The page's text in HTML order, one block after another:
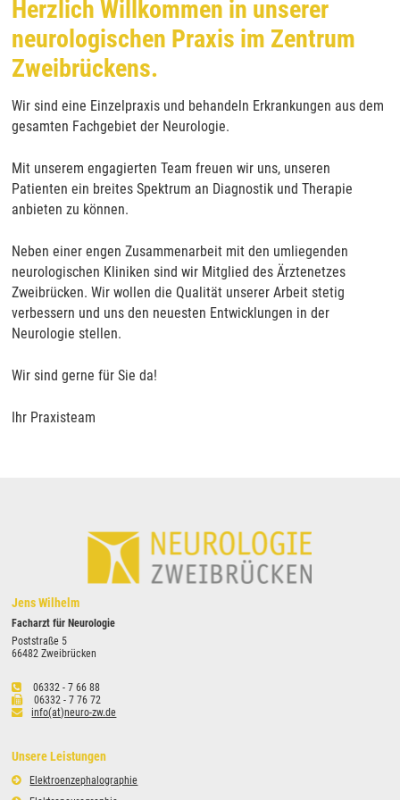
Herzlich Willkommen in unserer
neurologischen Praxis im Zentrum
Zweibrückens.
Wir sind eine Einzelpraxis und behandeln Erkrankungen aus dem
gesamten Fachgebiet der Neurologie.
Mit unserem engagierten Team freuen wir uns, unseren
Patienten ein breites Spektrum an Diagnostik und Therapie
anbieten zu können.
Neben einer engen Zusammenarbeit mit den umliegenden
neurologischen Kliniken sind wir Mitglied des Ärztenetzes
Zweibrücken. Wir wollen die Qualität unserer Arbeit stetig
verbessern und uns den neuesten Entwicklungen in der
Neurologie stellen.
Wir sind gerne für Sie da!
Ihr Praxisteam
Jens Wilhelm
Facharzt für Neurologie
Poststraße 5
66482 Zweibrücken
06332 - 7 66 88
06332 - 7 76 72
info(at)neuro-zw.de
Unsere Leistungen
Elektroenzephalographie